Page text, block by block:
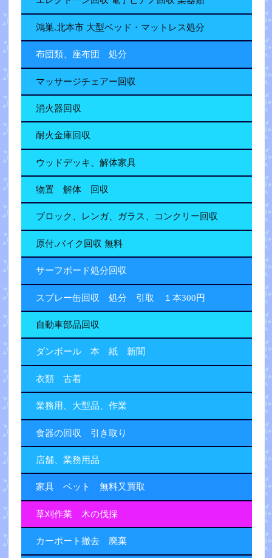
鴻巣.北本市 大型ベッド・マットレス処分
布団類、座布団 処分
マッサージチェアー回収
消火器回収
耐火金庫回収
ウッドデッキ、解体家具
物置 解体 回収
ブロック、レンガ、ガラス、コンクリー回収
原付.バイク回収 無料
サーフボード処分回収
スプレー缶回収 処分 引取 １本300円
自動車部品回収
ダンボール 本 紙 新聞
衣類 古着
業務用、大型品、作業
食器の回収 引き取り
店舗、業務用品
家具 ベット 無料又買取
草刈作業 木の伐採
カーポート撤去 廃棄